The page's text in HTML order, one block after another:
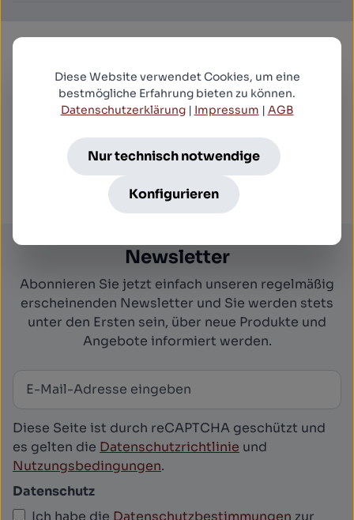
Produktgalerie überspringen
16,99 €*
Newsletter
Abonnieren Sie jetzt einfach unseren regelmäßig
erscheinenden Newsletter und Sie werden stets
unter den Ersten sein, über neue Produkte und
Angebote informiert werden.
Newsletter abonnieren
Diese Seite ist durch reCAPTCHA geschützt und
es gelten die Datenschutzrichtlinie und
Nutzungsbedingungen.
Datenschutz
Ich habe die Datenschutzbestimmungen zur
Diese Website verwendet Cookies, um eine
bestmögliche Erfahrung bieten zu können.
Datenschutzerklärung| Impressum | AGB
Nur technisch notwendige
Konfigurieren